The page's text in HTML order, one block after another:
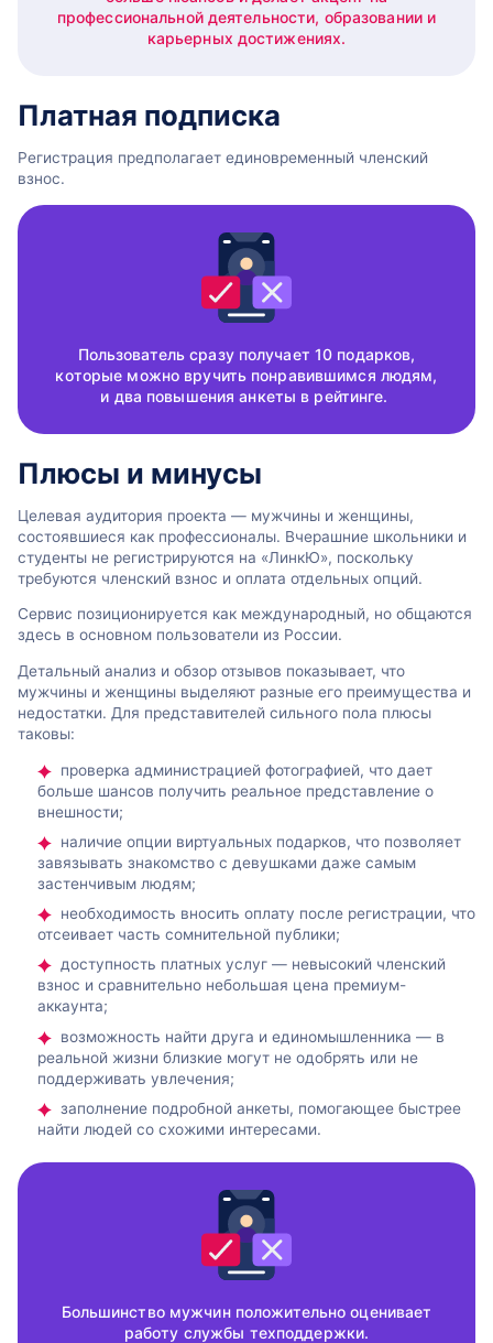
профессиональной деятельности, образовании и
карьерных достижениях.
Платная подписка
Регистрация предполагает единовременный членский
взнос.
Пользователь сразу получает 10 подарков,
которые можно вручить понравившимся людям,
и два повышения анкеты в рейтинге.
Плюсы и минусы
Целевая аудитория проекта — мужчины и женщины,
состоявшиеся как профессионалы. Вчерашние школьники и
студенты не регистрируются на «ЛинкЮ», поскольку
требуются членский взнос и оплата отдельных опций.
Сервис позиционируется как международный, но общаются
здесь в основном пользователи из России.
Детальный анализ и обзор отзывов показывает, что
мужчины и женщины выделяют разные его преимущества и
недостатки. Для представителей сильного пола плюсы
таковы:
проверка администрацией фотографией, что дает
больше шансов получить реальное представление о
внешности;
наличие опции виртуальных подарков, что позволяет
завязывать знакомство с девушками даже самым
застенчивым людям;
необходимость вносить оплату после регистрации, что
отсеивает часть сомнительной публики;
доступность платных услуг — невысокий членский
взнос и сравнительно небольшая цена премиум-
аккаунта;
возможность найти друга и единомышленника — в
реальной жизни близкие могут не одобрять или не
поддерживать увлечения;
заполнение подробной анкеты, помогающее быстрее
найти людей со схожими интересами.
Большинство мужчин положительно оценивает
работу службы техподдержки.